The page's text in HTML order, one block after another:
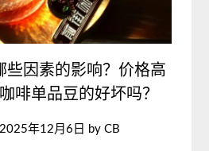
些因素的影响？价格高
啡单品豆的好坏吗？
2025年12月6日 by CB